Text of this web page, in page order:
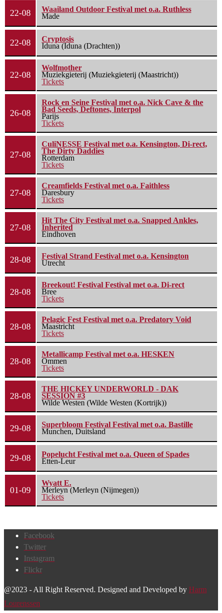
22-08
Waailand Outdoor Festival met o.a. Ruthless
Made
22-08
Cryptosis
Iduna (Iduna (Drachten))
22-08
Wolfmother
Muziekgieterij (Muziekgieterij (Maastricht))
Tickets
26-08
Rock en Seine Festival met o.a. Nick Cave & the
Bad Seeds, Deftones, Interpol
Parijs
Tickets
27-08
CuliNESSE Festival met o.a. Kensington, Di-rect,
The Dirty Daddies
Rotterdam
Tickets
27-08
Creamfields Festival met o.a. Faithless
Daresbury
Tickets
27-08
Hit The City Festival met o.a. Snapped Ankles,
Inherited
Eindhoven
28-08
Festival Strand Festival met o.a. Kensington
Utrecht
28-08
Breekout! Festival Festival met o.a. Di-rect
Bree
Tickets
28-08
Pelagic Fest Festival met o.a. Predatory Void
Maastricht
Tickets
28-08
Metallicamp Festival met o.a. HESKEN
Ommen
Tickets
28-08
THE HICKEY UNDERWORLD - DAK
SESSION #3
Wilde Westen (Wilde Westen (Kortrijk))
29-08
Superbloom Festival Festival met o.a. Bastille
Munchen, Duitsland
29-08
Popelucht Festival met o.a. Queen of Spades
Etten-Leur
01-09
Wyatt E.
Merleyn (Merleyn (Nijmegen))
Tickets
Facebook
Twitter
Instagram
Flickr
@2023 - All Right Reserved. Designed and Developed by Harm
Lourenssen